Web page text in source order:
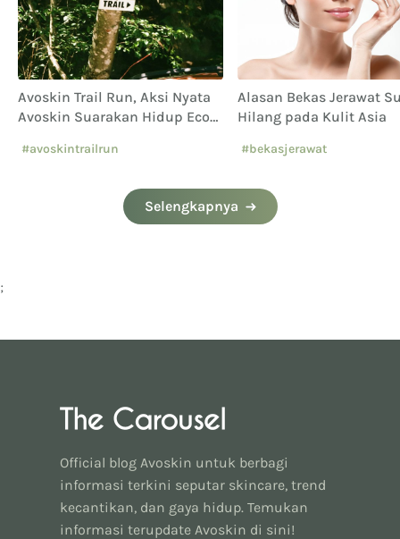
Avoskin Trail Run, Aksi Nyata
Avoskin Suarakan Hidup Eco
#avoskintrailrun
Alasan Bekas Jerawat
Hilang pada Kulit Asia
#bekasjerawat
Selengkapnya
;
Official blog Avoskin untuk berbagi
informasi terkini seputar skincare, trend
kecantikan, dan gaya hidup. Temukan
informasi terupdate Avoskin di sini!